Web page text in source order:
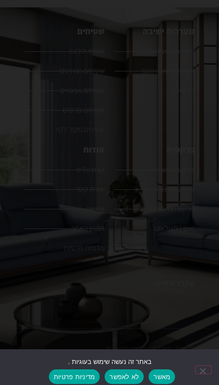
מערכות ישיבה
מערכות ישיבה מבד
מערכות ישיבה מעור
כורסאות
שטיחים
שטיחי לולאה
שטיחים מודרנים
שטיחים אפגניים
שטיחים פרסיים
שטיחים מקיר לקיר
פרקטים
פרקט עץ טבעי
פרקט למינציה
פרקט נגד מים SPC
pvc | לינולאום
אודות
קצת עלינו
יצירת קשר
נגישות
תקנון האתר
מדניות פרטיות
הקמת האתר:משרד פרסוםBrain&Brand
באתר זה נעשה שימוש בעוגיות .
מאשר
לא לאפשר מדיניות פרטיות